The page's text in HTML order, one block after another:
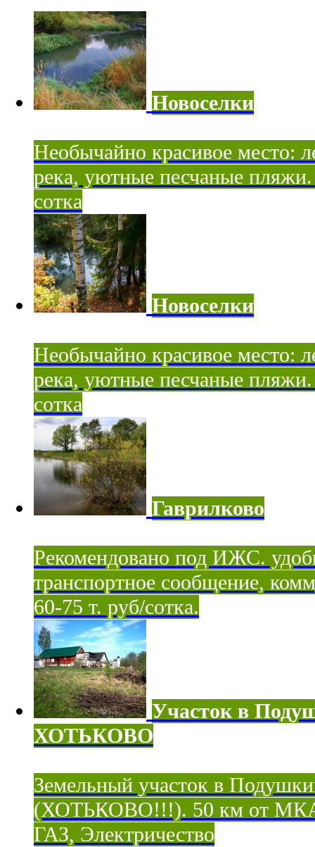
Новоселки
Необычайно красивое место:
река, уютные песчаные
сотка
Новоселки
Необычайно красивое место:
река, уютные песчаные
сотка
Гаврилково
Рекомендовано под ИЖС.
транспортное сообщение,
60-75 т. руб/сотка.
Участок в
ХОТЬКОВО
Земельный участок в
(ХОТЬКОВО!!!). 50 км от
ГАЗ, Электричество